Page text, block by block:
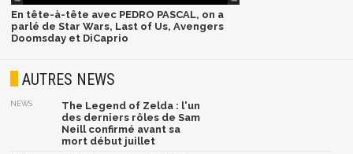
En tête-à-tête avec PEDRO PASCAL, on a
parlé de Star Wars, Last of Us, Avengers
Doomsday et DiCaprio
AUTRES NEWS
NEWS
The Legend of Zelda : l'un
des derniers rôles de Sam
Neill confirmé avant sa
mort début juillet